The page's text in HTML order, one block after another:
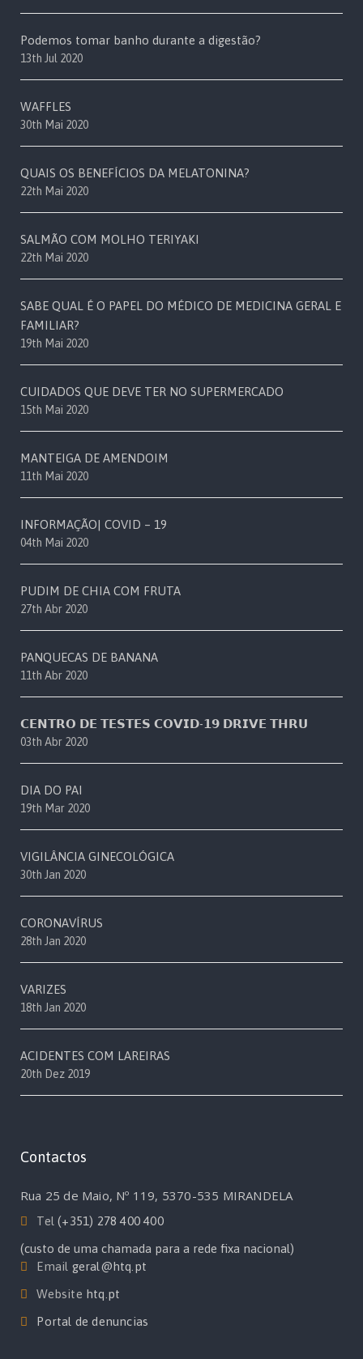
Podemos tomar banho durante a digestão?
13th Jul 2020
WAFFLES
30th Mai 2020
QUAIS OS BENEFÍCIOS DA MELATONINA?
22th Mai 2020
SALMÃO COM MOLHO TERIYAKI
22th Mai 2020
SABE QUAL É O PAPEL DO MÉDICO DE MEDICINA GERAL E
FAMILIAR?
19th Mai 2020
CUIDADOS QUE DEVE TER NO SUPERMERCADO
15th Mai 2020
MANTEIGA DE AMENDOIM
11th Mai 2020
INFORMAÇÃO| COVID – 19
04th Mai 2020
PUDIM DE CHIA COM FRUTA
27th Abr 2020
PANQUECAS DE BANANA
11th Abr 2020
𝗖𝗘𝗡𝗧𝗥𝗢 𝗗𝗘 𝗧𝗘𝗦𝗧𝗘𝗦 𝗖𝗢𝗩𝗜𝗗-𝟭𝟵 𝗗𝗥𝗜𝗩𝗘 𝗧𝗛𝗥𝗨
03th Abr 2020
DIA DO PAI
19th Mar 2020
VIGILÂNCIA GINECOLÓGICA
30th Jan 2020
CORONAVÍRUS
28th Jan 2020
VARIZES
18th Jan 2020
ACIDENTES COM LAREIRAS
20th Dez 2019
Contactos
Rua 25 de Maio, Nº 119, 5370-535 MIRANDELA
Tel(+351) 278 400 400
(custo de uma chamada para a rede fixa nacional)
Email geral@htq.pt
Website htq.pt
Portal de denuncias